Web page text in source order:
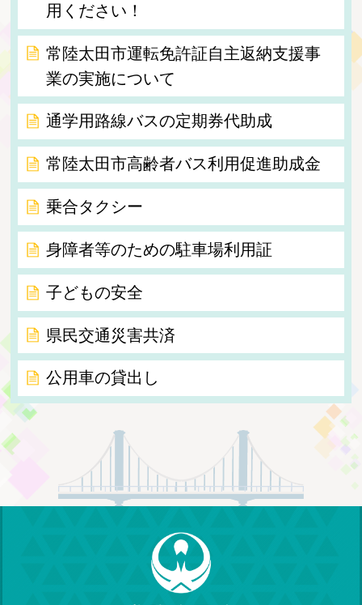
用ください！
常陸太田市運転免許証自主返納支援事
業の実施について
通学用路線バスの定期券代助成
常陸太田市高齢者バス利用促進助成金
乗合タクシー
身障者等のための駐車場利用証
子どもの安全
県民交通災害共済
公用車の貸出し